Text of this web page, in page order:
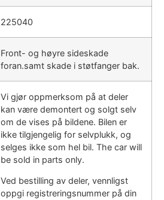
225040
Front- og høyre sideskade
foran.samt skade i støtfanger bak.
Vi gjør oppmerksom på at deler
kan være demontert og solgt selv
om de vises på bildene. Bilen er
ikke tilgjengelig for selvplukk, og
selges ikke som hel bil. The car will
be sold in parts only.
Ved bestilling av deler, vennligst
oppgi registreringsnummer på din